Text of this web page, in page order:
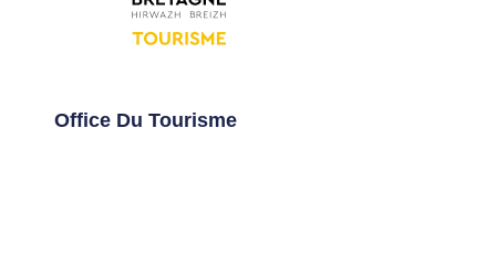
Office Du Tourisme